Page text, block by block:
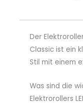
Der
Classic ist ein
Stil mit einem
Was sind die
Elektrorollers